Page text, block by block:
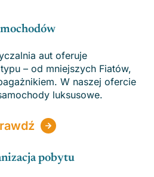
aut oferuje
– od mniejszych Fiatów,
W naszej ofercie
luksusowe.
pobytu